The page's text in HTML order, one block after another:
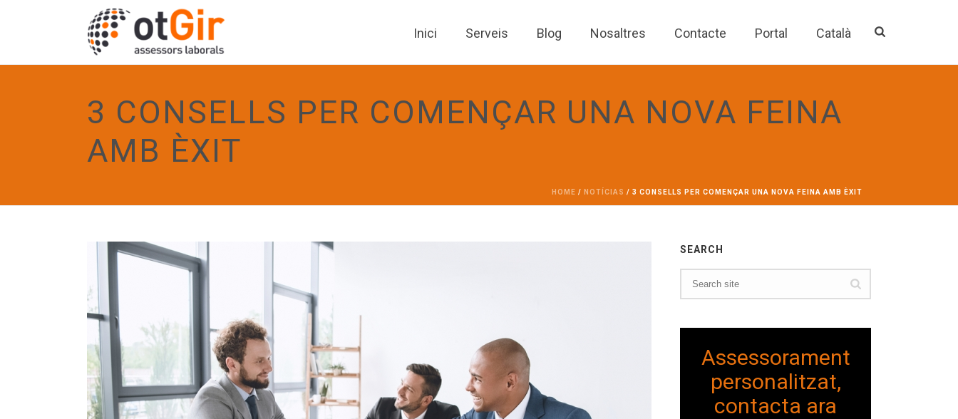
Inici Serveis Blog Nosaltres Contacte Portal Català
3 CONSELLS PER COMENÇAR UNA NOVA FEINA
AMB ÈXIT
HOME / NOTÍCIAS / 3 CONSELLS PER COMENÇAR UNA NOVA FEINA AMB ÈXIT
SEARCH
Assessorament
personalitzat,
contacta ara